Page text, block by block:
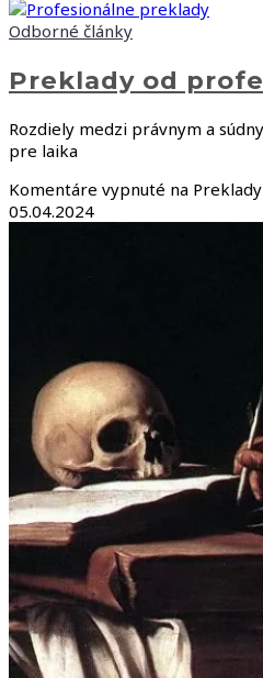
Odborné články
Preklady od
Rozdiely medzi právnym a
pre laika
Komentáre vypnuté na
05.04.2024